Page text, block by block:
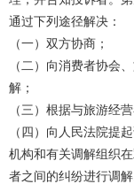
通过下列途径解决：
（一）双方协商；
（二）向消费者协会
解；
（三）根据与旅游经
（四）向人民法院提
机构和有关调解组织
者之间的纠纷进行调